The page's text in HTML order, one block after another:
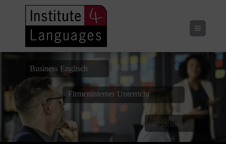
Firmeninterner Unterricht
Workshops
Business Englisch